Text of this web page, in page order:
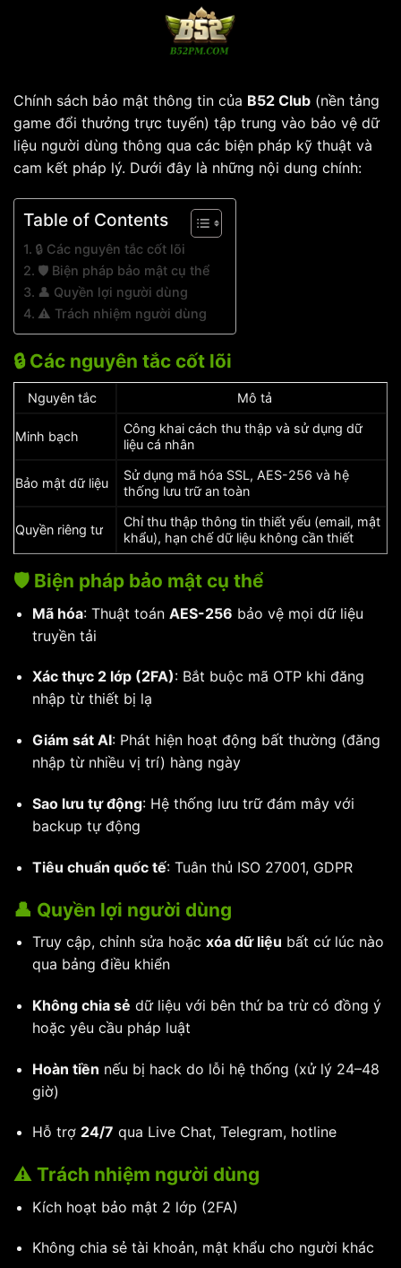
Chính sách bảo mật thông tin của B52 Club (nền tảng
game đổi thưởng trực tuyến) tập trung vào bảo vệ dữ
liệu người dùng thông qua các biện pháp kỹ thuật và
cam kết pháp lý. Dưới đây là những nội dung chính:
Table of Contents
🔒 Các nguyên tắc cốt lõi
🛡️ Biện pháp bảo mật cụ thể
👤 Quyền lợi người dùng
⚠️ Trách nhiệm người dùng
🔒 Các nguyên tắc cốt lõi
Nguyên tắc Mô tả
Minh bạch
Công khai cách thu thập và sử dụng dữ
liệu cá nhân
Bảo mật dữ liệu
Sử dụng mã hóa SSL, AES-256 và hệ
thống lưu trữ an toàn
Quyền riêng tư
Chỉ thu thập thông tin thiết yếu (email, mật
khẩu), hạn chế dữ liệu không cần thiết
🛡️ Biện pháp bảo mật cụ thể
Mã hóa: Thuật toán AES-256 bảo vệ mọi dữ liệu
truyền tải
Xác thực 2 lớp (2FA): Bắt buộc mã OTP khi đăng
nhập từ thiết bị lạ
Giám sát AI: Phát hiện hoạt động bất thường (đăng
nhập từ nhiều vị trí) hàng ngày
Sao lưu tự động: Hệ thống lưu trữ đám mây với
backup tự động
Tiêu chuẩn quốc tế: Tuân thủ ISO 27001, GDPR
👤 Quyền lợi người dùng
Truy cập, chỉnh sửa hoặc xóa dữ liệu bất cứ lúc nào
qua bảng điều khiển
Không chia sẻ dữ liệu với bên thứ ba trừ có đồng ý
hoặc yêu cầu pháp luật
Hoàn tiền nếu bị hack do lỗi hệ thống (xử lý 24–48
giờ)
Hỗ trợ 24/7 qua Live Chat, Telegram, hotline
⚠️ Trách nhiệm người dùng
Kích hoạt bảo mật 2 lớp (2FA)
Không chia sẻ tài khoản, mật khẩu cho người khác